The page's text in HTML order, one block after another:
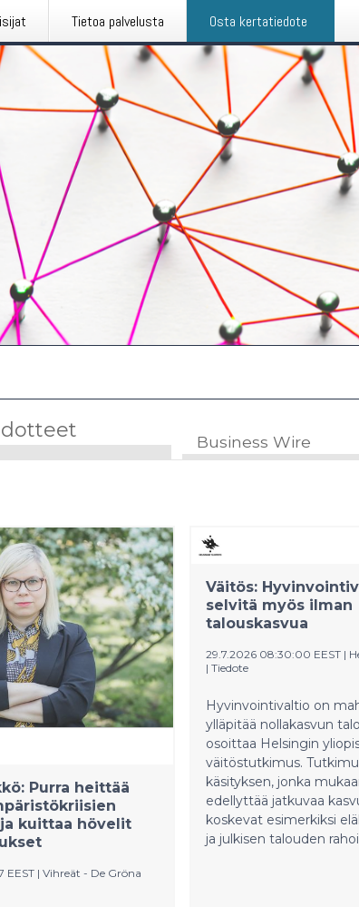
Tietoa palvelusta Osta kertatiedote
Business Wire
Purra heittää
kuittaa hövelit
EEST | Vihreät - De Gröna
Väitös:
selvitä myös ilman
talouskasvua
29.7.2026 08:30:00 EEST |
| Tiedote
Hyvinvointivaltio on
ylläpitää nollakasvun
osoittaa Helsingin
väitöstutkimus.
käsityksen, jonka
edellyttää jatkuvaa
koskevat esimerkiksi
ja julkisen talouden